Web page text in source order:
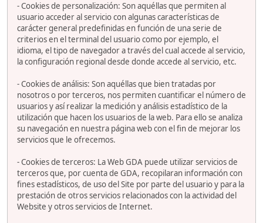
- Cookies de personalización: Son aquéllas que permiten al
usuario acceder al servicio con algunas características de
carácter general predefinidas en función de una serie de
criterios en el terminal del usuario como por ejemplo, el
idioma, el tipo de navegador a través del cual accede al servicio,
la configuración regional desde donde accede al servicio, etc.
- Cookies de análisis: Son aquéllas que bien tratadas por
nosotros o por terceros, nos permiten cuantificar el número de
usuarios y así realizar la medición y análisis estadístico de la
utilización que hacen los usuarios de la web. Para ello se analiza
su navegación en nuestra página web con el fin de mejorar los
servicios que le ofrecemos.
- Cookies de terceros: La Web GDA puede utilizar servicios de
terceros que, por cuenta de GDA, recopilaran información con
fines estadísticos, de uso del Site por parte del usuario y para la
prestación de otros servicios relacionados con la actividad del
Website y otros servicios de Internet.